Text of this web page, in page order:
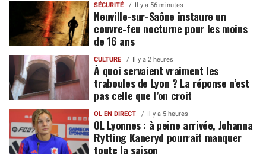
SÉCURITÉ Il y a 56 minutes
Neuville-sur-Saône instaure un
couvre-feu nocturne pour les moins
de 16 ans
CULTURE Il y a 2 heures
À quoi servaient vraiment les
traboules de Lyon ? La réponse n’est
pas celle que l’on croit
OL EN DIRECT Il y a 5 heures
OL Lyonnes : à peine arrivée, Johanna
Rytting Kaneryd pourrait manquer
toute la saison